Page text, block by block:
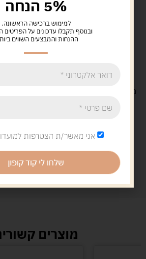
משלוח
מוצרים
5% הנחה
למימוש ברכישה הראשונה.
ובנוסף תקבלו עדכונים על הפריטים
ההנחות והמבצעים השווים
אני מאשר/ת הצטרפות
שלחו לי קוד קופון